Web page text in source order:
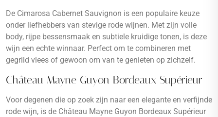
De Cimarosa Cabernet Sauvignon is een populaire keuze
onder liefhebbers van stevige rode wijnen. Met zijn volle
body, rijpe bessensmaak en subtiele kruidige tonen, is deze
wijn een echte winnaar. Perfect om te combineren met
gegrild vlees of gewoon om van te genieten op zichzelf.
Château Mayne Guyon Bordeaux Supérieur
Voor degenen die op zoek zijn naar een elegante en verfijnde
rode wijn, is de Château Mayne Guyon Bordeaux Supérieur